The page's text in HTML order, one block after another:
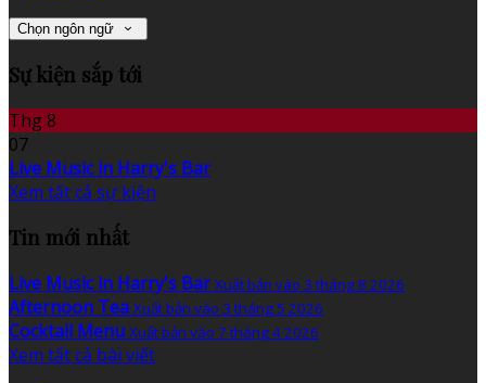
Chọn ngôn ngữ
Sự kiện sắp tới
Thg 8
07
Live Music in Harry's Bar
Xem tất cả sự kiện
Tin mới nhất
Live Music in Harry's Bar Xuất bản vào 3 tháng 8 2026
Afternoon Tea Xuất bản vào 3 tháng 5 2026
Cocktail Menu Xuất bản vào 7 tháng 4 2026
Xem tất cả bài viết